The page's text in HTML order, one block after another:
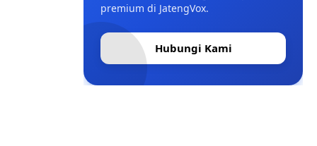
premium di JatengVox.
Hubungi Kami